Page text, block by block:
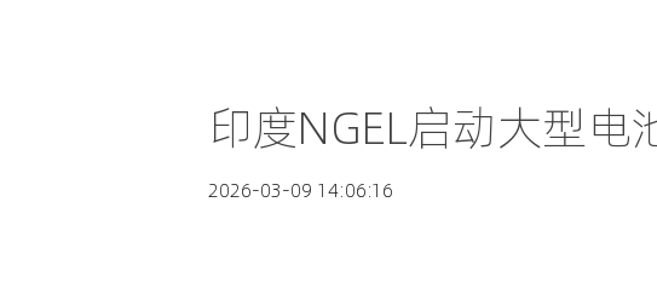
印度NGEL启动大型
2026-03-09 14:06:16